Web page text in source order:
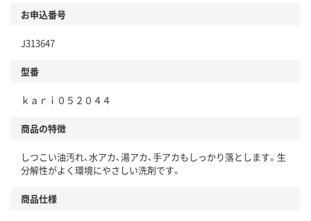
お申込番号
J313647
型番
ｋａｒｉ０５２０４４
商品の特徴
しつこい油汚れ、水アカ、湯アカ、手アカもしっかり落とします。生
分解性がよく環境にやさしい洗剤です。
商品仕様